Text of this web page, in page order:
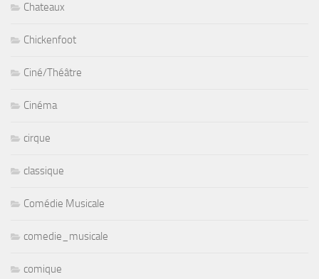
Chateaux
Chickenfoot
Ciné/Théâtre
Cinéma
cirque
classique
Comédie Musicale
comedie_musicale
comique